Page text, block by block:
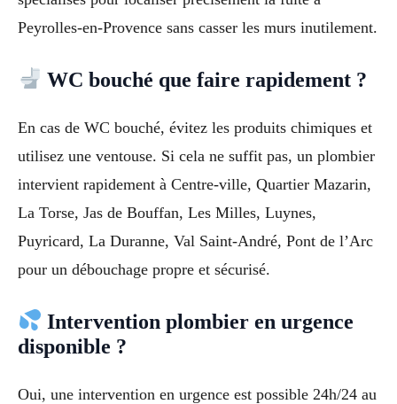
Peyrolles-en-Provence sans casser les murs inutilement.
WC bouché que faire rapidement ?
En cas de WC bouché, évitez les produits chimiques et
utilisez une ventouse. Si cela ne suffit pas, un plombier
intervient rapidement à Centre-ville, Quartier Mazarin,
La Torse, Jas de Bouffan, Les Milles, Luynes,
Puyricard, La Duranne, Val Saint-André, Pont de l’Arc
pour un débouchage propre et sécurisé.
Intervention plombier en urgence
disponible ?
Oui, une intervention en urgence est possible 24h/24 au